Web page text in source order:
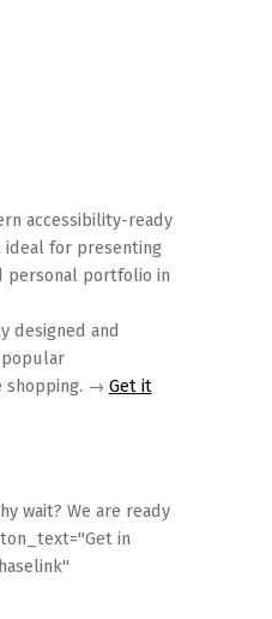
accessibility-ready
ideal for presenting
personal portfolio in
designed and
shopping. → Get it
wait? We are ready
in